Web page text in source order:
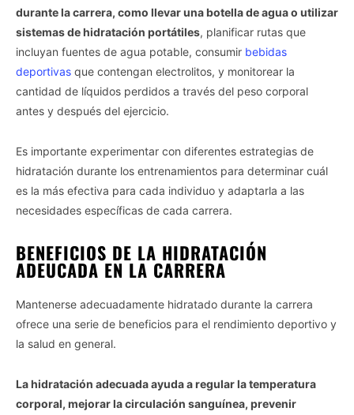
durante la carrera, como llevar una botella de agua o utilizar
sistemas de hidratación portátiles, planificar rutas que
incluyan fuentes de agua potable, consumir bebidas
deportivas que contengan electrolitos, y monitorear la
cantidad de líquidos perdidos a través del peso corporal
antes y después del ejercicio.
Es importante experimentar con diferentes estrategias de
hidratación durante los entrenamientos para determinar cuál
es la más efectiva para cada individuo y adaptarla a las
necesidades específicas de cada carrera.
BENEFICIOS DE LA HIDRATACIÓN
ADEUCADA EN LA CARRERA
Mantenerse adecuadamente hidratado durante la carrera
ofrece una serie de beneficios para el rendimiento deportivo y
la salud en general.
La hidratación adecuada ayuda a regular la temperatura
corporal, mejorar la circulación sanguínea, prevenir